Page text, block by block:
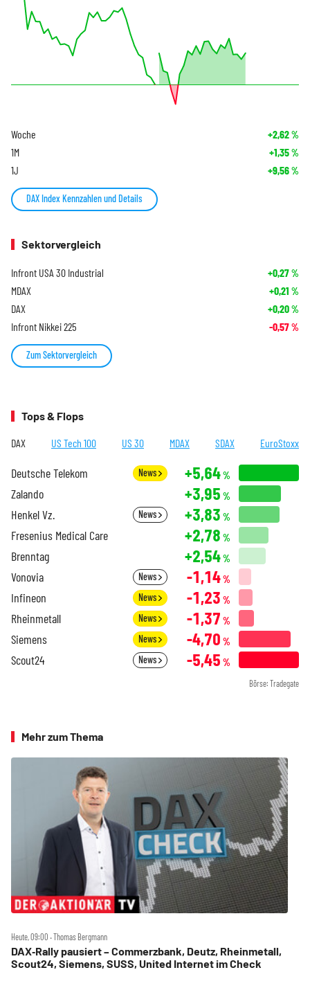
Woche +2,62%
1M +1,35%
1J +9,56%
DAX Index Kennzahlen und Details
Sektorvergleich
Infront USA 30 Industrial +0,27%
MDAX +0,21 %
DAX +0,20%
Infront Nikkei 225 -0,57%
Zum Sektorvergleich
Tops & Flops
DAX US Tech 100 US 30 MDAX SDAX EuroStoxx
Deutsche Telekom News +5,64%
Zalando +3,95 %
Henkel Vz. News +3,83 %
Fresenius Medical Care +2,78 %
Brenntag +2,54%
Vonovia News -1,14%
Infineon News -1,23 %
Rheinmetall News -1,37 %
Siemens News -4,70 %
Scout24 News -5,45 %
Börse: Tradegate
Mehr zum Thema
Heute, 09:00 ‧ Thomas Bergmann
DAX‑Rally pausiert – Commerzbank, Deutz, Rheinmetall,
Scout24, Siemens, SUSS, United Internet im Check